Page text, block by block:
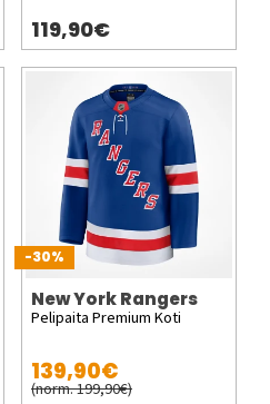
119,90€
-30%
New York Rangers
Pelipaita Premium Koti
139,90€
(norm. 199,90€)